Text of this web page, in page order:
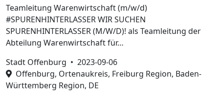
Teamleitung Warenwirtschaft (m/w/d)
#SPURENHINTERLASSER WIR SUCHEN
SPURENHINTERLASSER (M/W/D)! als Teamleitung der
Abteilung Warenwirtschaft für…
Stadt Offenburg • 2023-09-06
Offenburg, Ortenaukreis, Freiburg Region, Baden-
Württemberg Region, DE